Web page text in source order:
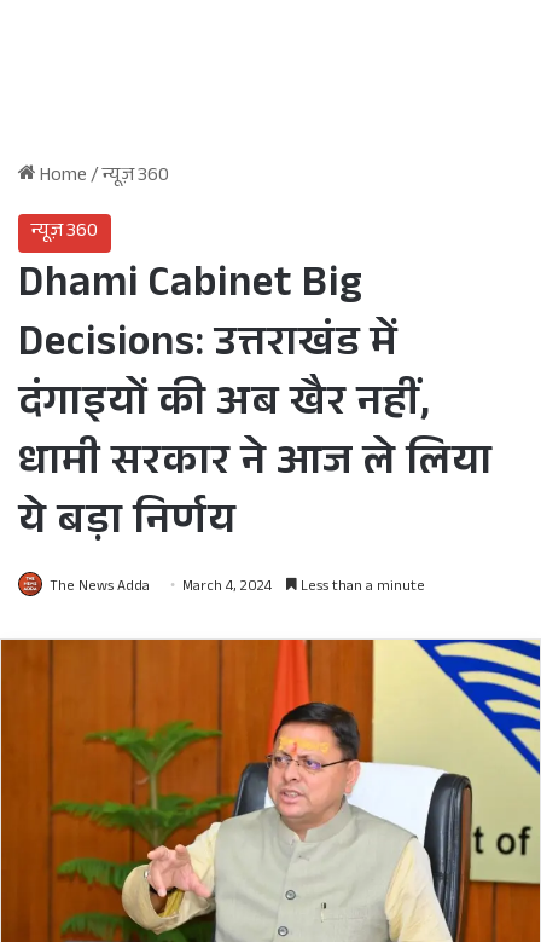
Home/न्यूज़ 360
न्यूज़ 360
Dhami Cabinet Big
Decisions: उत्तराखंड में
दंगाइयों की अब खैर नहीं,
धामी सरकार ने आज ले लिया
ये बड़ा निर्णय
The News Adda March 4, 2024 Less than a minute